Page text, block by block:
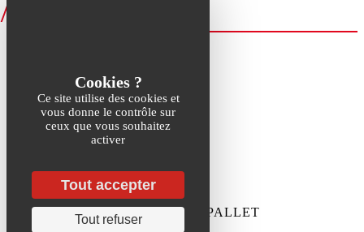
DÉCOUVREZ NOS RÉFÉRENCES
31 ZA Les Roitelières 44330 LE PALLET
Ce site utilise des cookies et
vous donne le contrôle sur
ceux que vous souhaitez
activer
Tout accepter
Tout refuser